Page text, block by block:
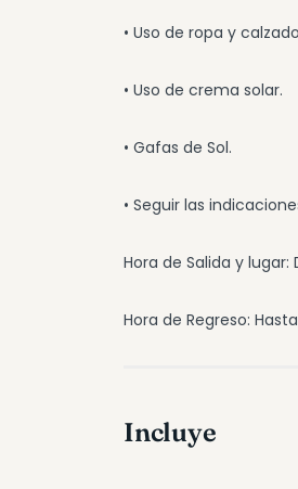
• Uso de ropa y
• Uso de crema solar.
• Gafas de Sol.
• Seguir las
Hora de Salida y
Hora de Regreso:
Incluye